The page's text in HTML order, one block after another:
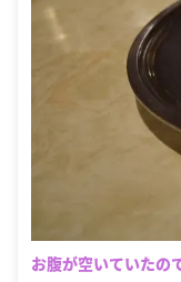
お腹が空いていたの